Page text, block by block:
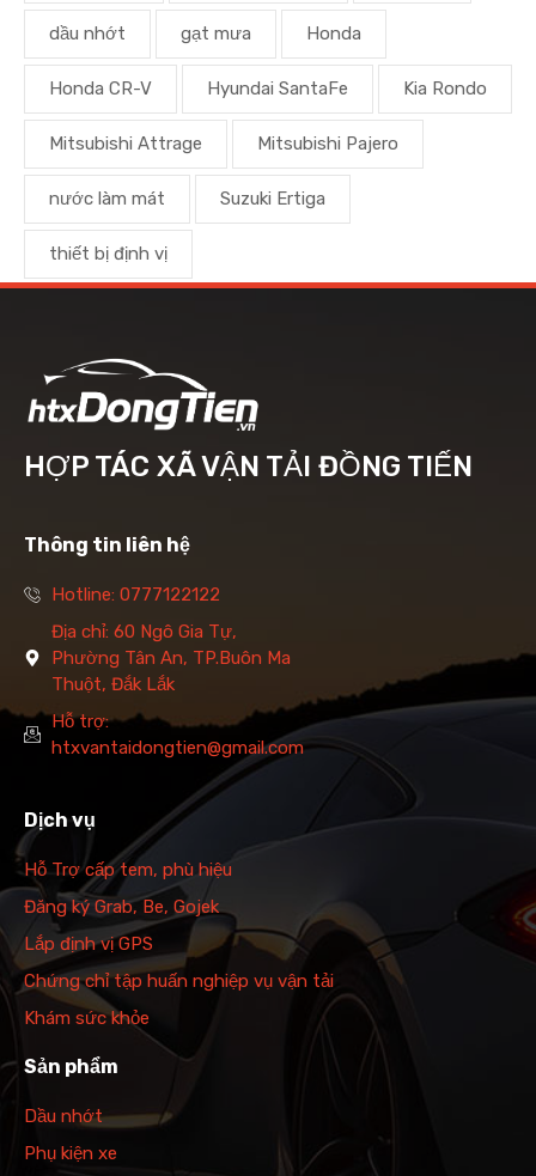
dầu nhớt gạt mưa Honda
Honda CR-V Hyundai SantaFe Kia Rondo
Mitsubishi Attrage Mitsubishi Pajero
nước làm mát Suzuki Ertiga
thiết bị định vị
HỢP TÁC XÃ VẬN TẢI ĐỒNG TIẾN
Thông tin liên hệ
Hotline: 0777122122
Địa chỉ: 60 Ngô Gia Tự,
Phường Tân An, TP.Buôn Ma
Thuột, Đắk Lắk
Hỗ trợ:
htxvantaidongtien@gmail.com
Dịch vụ
Hỗ Trợ cấp tem, phù hiệu
Đăng ký Grab, Be, Gojek
Lắp định vị GPS
Chứng chỉ tập huấn nghiệp vụ vận tải
Khám sức khỏe
Sản phẩm
Dầu nhớt
Phụ kiện xe